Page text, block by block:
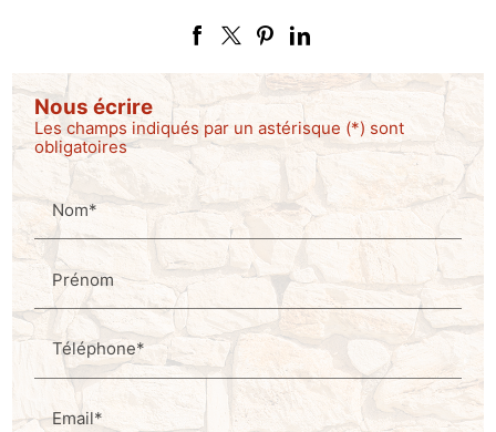
Nous écrire
Les champs indiqués par un astérisque (*) sont
obligatoires
Nom*
Prénom
Téléphone*
Email*